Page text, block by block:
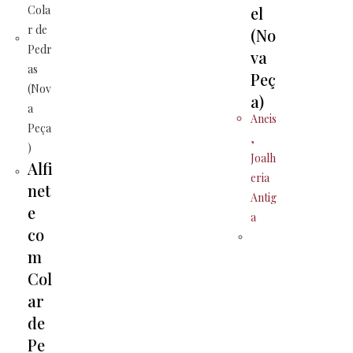
Alfi
net
e
co
m
Col
ar
de
Pe
el
(No
va
Peç
a)
Aneis
,
Joalh
eria
Antig
a